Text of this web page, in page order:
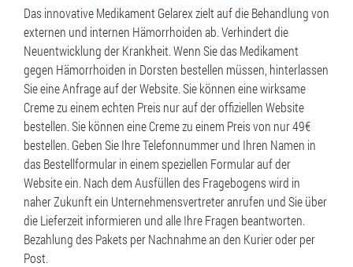
Das innovative Medikament Gelarex zielt auf die Behandlung von
externen und internen Hämorrhoiden ab. Verhindert die
Neuentwicklung der Krankheit. Wenn Sie das Medikament
gegen Hämorrhoiden in Dorsten bestellen müssen, hinterlassen
Sie eine Anfrage auf der Website. Sie können eine wirksame
Creme zu einem echten Preis nur auf der offiziellen Website
bestellen. Sie können eine Creme zu einem Preis von nur 49€
bestellen. Geben Sie Ihre Telefonnummer und Ihren Namen in
das Bestellformular in einem speziellen Formular auf der
Website ein. Nach dem Ausfüllen des Fragebogens wird in
naher Zukunft ein Unternehmensvertreter anrufen und Sie über
die Lieferzeit informieren und alle Ihre Fragen beantworten.
Bezahlung des Pakets per Nachnahme an den Kurier oder per
Post.